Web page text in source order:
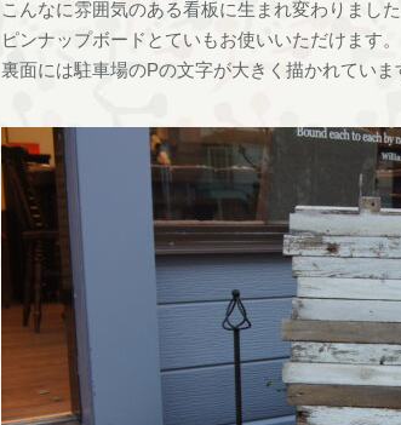
こんなに雰囲気のある看板に生まれ変わりました
ピンナップボードとていもお使いいただけます。
裏面には駐車場のPの文字が大きく描かれていま